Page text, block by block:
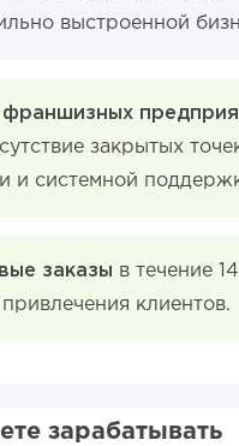
выстроенной
франшизных
закрытых
и системной
заказы в течение
клиентов.
зарабатывать